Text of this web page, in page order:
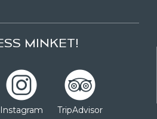
MINKET!
Instagram TripAdvisor